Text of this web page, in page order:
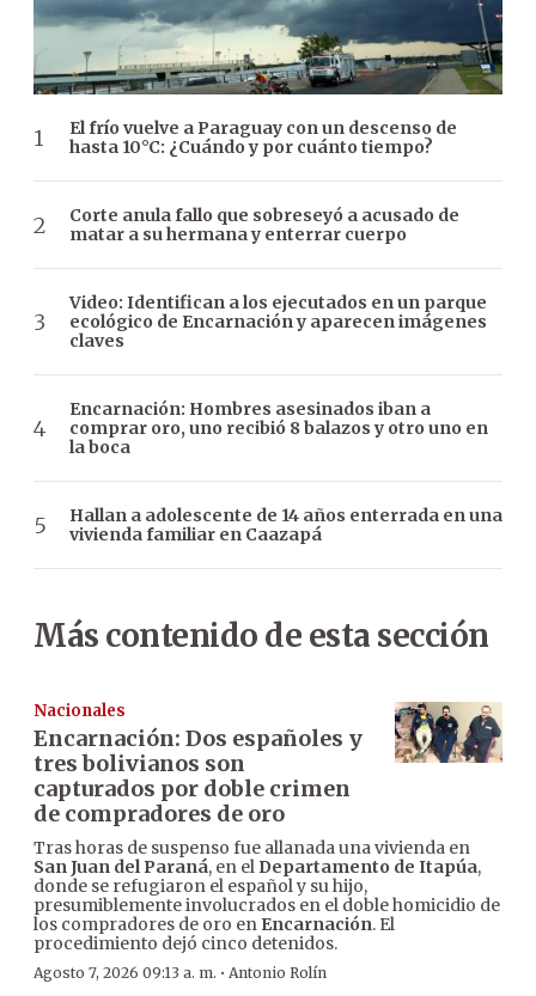
El frío vuelve a Paraguay con un descenso de
hasta 10°C: ¿Cuándo y por cuánto tiempo?
Corte anula fallo que sobreseyó a acusado de
matar a su hermana y enterrar cuerpo
Video: Identifican a los ejecutados en un parque
ecológico de Encarnación y aparecen imágenes
claves
Encarnación: Hombres asesinados iban a
comprar oro, uno recibió 8 balazos y otro uno en
la boca
Hallan a adolescente de 14 años enterrada en una
vivienda familiar en Caazapá
Más contenido de esta sección
Nacionales
Encarnación: Dos españoles y
tres bolivianos son
capturados por doble crimen
de compradores de oro
Tras horas de suspenso fue allanada una vivienda en
San Juan del Paraná, en el Departamento de Itapúa,
donde se refugiaron el español y su hijo,
presumiblemente involucrados en el doble homicidio de
los compradores de oro en Encarnación. El
procedimiento dejó cinco detenidos.
Agosto 7, 2026 09:13 a. m. · Antonio Rolín